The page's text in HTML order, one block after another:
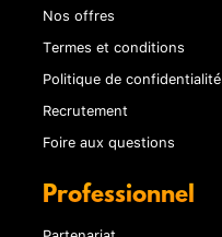
Nos offres
Termes et conditions
Politique de confidentialité
Recrutement
Foire aux questions
Professionnel